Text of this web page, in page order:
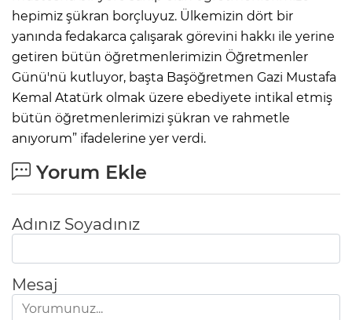
hepimiz şükran borçluyuz. Ülkemizin dört bir
yanında fedakarca çalışarak görevini hakkı ile yerine
getiren bütün öğretmenlerimizin Öğretmenler
Günü'nü kutluyor, başta Başöğretmen Gazi Mustafa
Kemal Atatürk olmak üzere ebediyete intikal etmiş
bütün öğretmenlerimizi şükran ve rahmetle
anıyorum” ifadelerine yer verdi.
Yorum Ekle
Adınız Soyadınız
Mesaj